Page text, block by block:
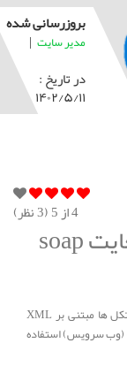
بروزرسانی شده
مدیر سایت |
در تاریخ :
۱۴۰۲/۵/۱۱
از 5 ( 3نظر)
SOAP چیست؟ مزایا و معایت soap
Simple Object Access Protocol یا SOAP یکی از پروتکل ها مبتنی بر XML
سرویس) استفاده